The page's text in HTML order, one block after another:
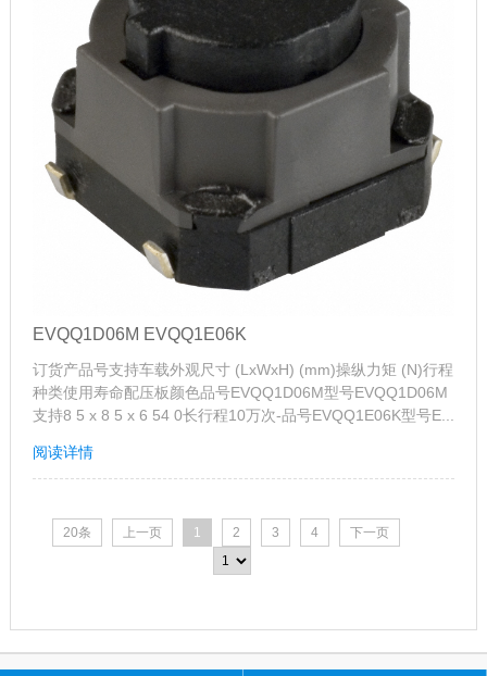
EVQQ1D06M EVQQ1E06K
订货产品号支持车载外观尺寸 (LxWxH) (mm)操纵力矩 (N)行程
种类使用寿命配压板颜色品号EVQQ1D06M型号EVQQ1D06M
支持8 5 x 8 5 x 6 54 0长行程10万次-品号EVQQ1E06K型号E...
阅读详情
20条 上一页 1 2 3 4 下一页